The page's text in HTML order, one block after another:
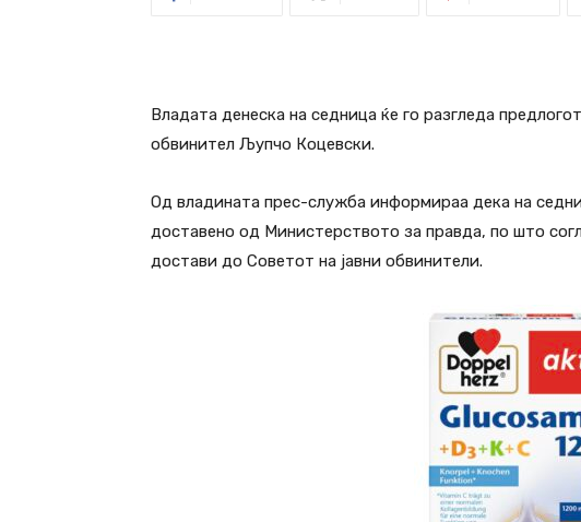
Владата денеска на седница ќе го разгледа
обвинител Љупчо Коцевски.
Од владината прес-служба информираа дека на
доставено од Министерството за правда, по што
достави до Советот на јавни обвинители.